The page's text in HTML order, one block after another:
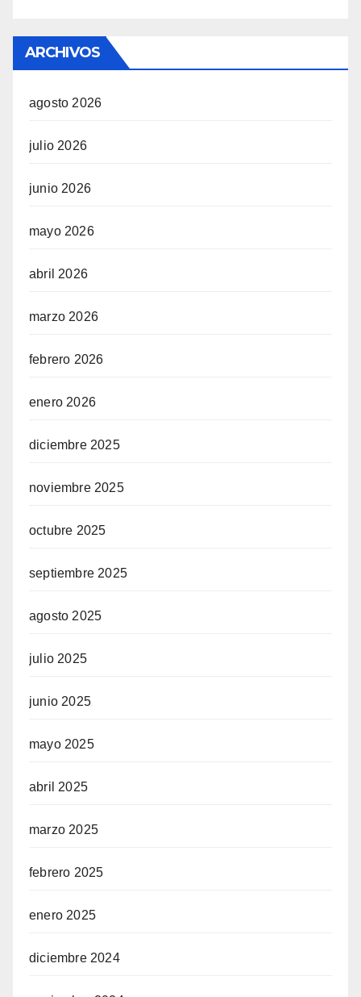
ARCHIVOS
agosto 2026
julio 2026
junio 2026
mayo 2026
abril 2026
marzo 2026
febrero 2026
enero 2026
diciembre 2025
noviembre 2025
octubre 2025
septiembre 2025
agosto 2025
julio 2025
junio 2025
mayo 2025
abril 2025
marzo 2025
febrero 2025
enero 2025
diciembre 2024